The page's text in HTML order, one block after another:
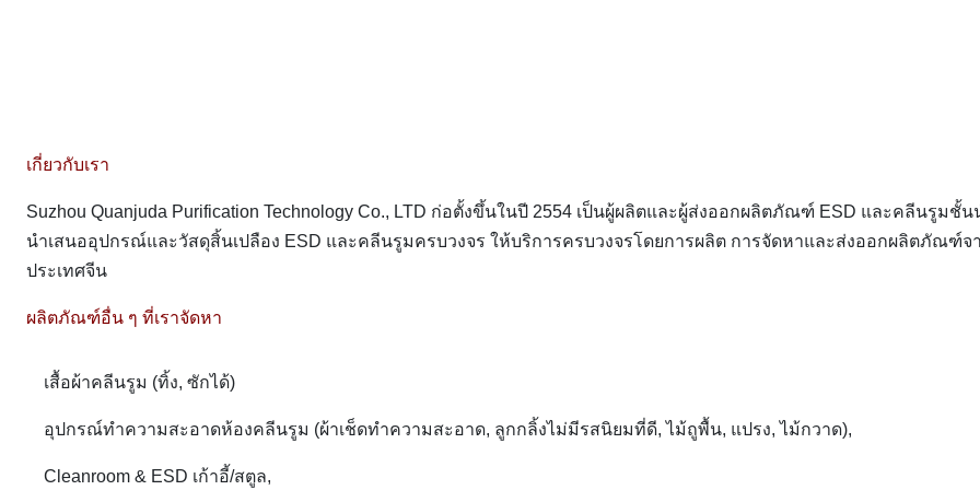
เกี่ยวกับเรา
Suzhou Quanjuda Purification Technology Co., LTD ก่อตั้งขึ้นในปี 2554 เป็นผู้ผลิตและผู้ส่งออกผลิตภัณฑ์ ESD และคลีนรูมชั้น
นำเสนออุปกรณ์และวัสดุสิ้นเปลือง ESD และคลีนรูมครบวงจร ให้บริการครบวงจรโดยการผลิต การจัดหาและส่งออกผลิตภัณฑ์จ
ประเทศจีน
ผลิตภัณฑ์อื่น ๆ ที่เราจัดหา
เสื้อผ้าคลีนรูม (ทิ้ง, ซักได้)
อุปกรณ์ทำความสะอาดห้องคลีนรูม (ผ้าเช็ดทำความสะอาด, ลูกกลิ้งไม่มีรสนิยมที่ดี, ไม้ถูพื้น, แปรง, ไม้กวาด),
Cleanroom & ESD เก้าอี้/สตูล,